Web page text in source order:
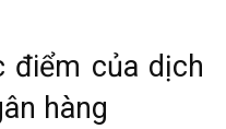
điểm của dịch
hàng